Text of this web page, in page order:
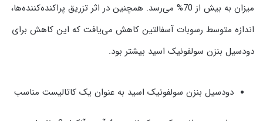
میزان به بیش از 70% می‌رسد. همچنین در اثر تزریق پراکنده‌کننده‌ها،
اندازه متوسط رسوبات آسفالتین کاهش می‌یافت که این کاهش برای
دودسیل بنزن سولفونیک اسید بیشتر بود.
دودسیل بنزن سولفونیک اسید به عنوان یک کاتالیست مناسب